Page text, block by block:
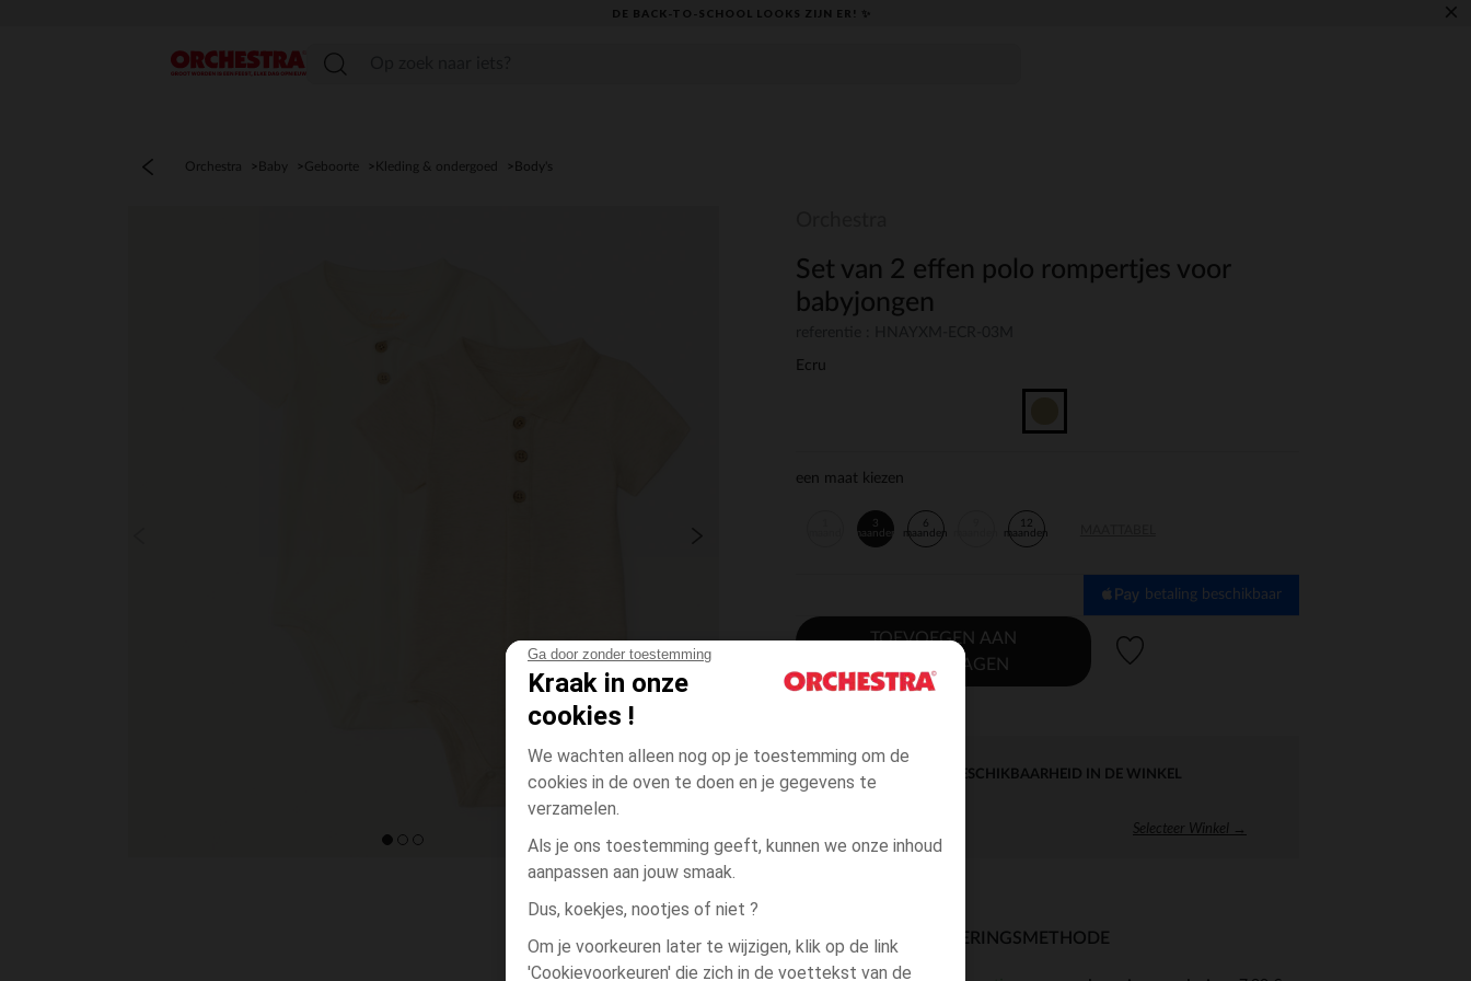
Ga door zonder toestemming
Kraak in onze
cookies !
We wachten alleen nog op je toestemming om de
cookies in de oven te doen en je gegevens te
verzamelen.
Als je ons toestemming geeft, kunnen we onze inhoud
aanpassen aan jouw smaak.
Dus, koekjes, nootjes of niet ?
Om je voorkeuren later te wijzigen, klik op de link
'Cookievoorkeuren' die zich in de voettekst van de
DE BACK-TO-SCHOOL LOOKS ZIJN ER! ✨ ×
menu
Orchestra Baby Geboorte Kleding & ondergoed Body's
Set van 2 effen polo rompertjes voor
babyjongen
Ecru
een maat kiezen
3
maanden
6
maanden
12
maanden
betaling beschikbaar
TOEVOEGEN AAN
WINKELWAGEN
DIRECTE BESCHIKBAARHEID IN DE WINKEL
Selecteer Winkel →
BESCHIKBAARE LEVERINGSMETHODE